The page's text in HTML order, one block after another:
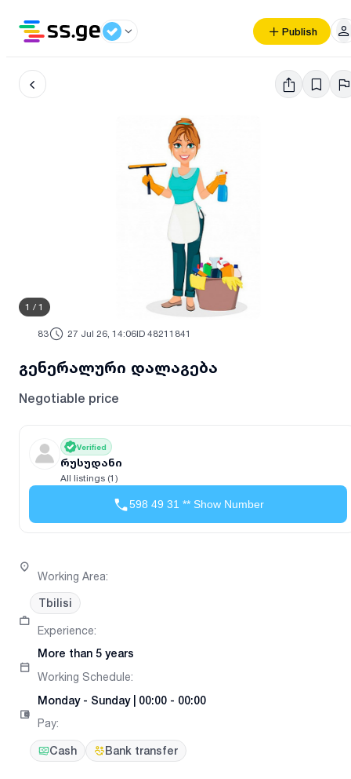
Publish
1 / 1
83 27 Jul 26, 14:06ID 48211841
გენერალური დალაგება
Negotiable price
Verified
რუსუდანი
All listings (1)
598 49 31 ** Show Number
Working Area:
Tbilisi
Experience:
More than 5 years
Working Schedule:
Monday- Sunday| 00:00 - 00:00
Pay:
Cash Bank transfer